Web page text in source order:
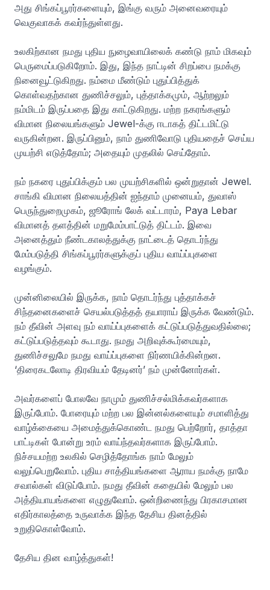
அது சிங்கப்பூரர்களையும், இங்கு வரும் அனைவரையும்
வெகுவாகக் கவர்ந்துள்ளது.
உலகிற்கான நமது புதிய நுழைவாயிலைக் கண்டு நாம் மிகவும்
பெருமைப்படுகிறோம். இது, இந்த நாட்டின் சிறப்பை நமக்கு
நினைவூட்டுகிறது. நம்மை மீண்டும் புதுப்பித்துக்
கொள்வதற்கான துணிச்சலும், புத்தாக்கமும், ஆற்றலும்
நம்மிடம் இருப்பதை இது காட்டுகிறது. மற்ற நகரங்களும்
விமான நிலையங்களும் Jewel-க்கு ஈடாகத் திட்டமிட்டு
வருகின்றன. இருப்பினும், நாம் துணிவோடு புதியதைச் செய்ய
முயற்சி எடுத்தோம்; அதையும் முதலில் செய்தோம்.
நம் நகரை புதுப்பிக்கும் பல முயற்சிகளில் ஒன்றுதான் Jewel.
சாங்கி விமான நிலையத்தின் ஐந்தாம் முனையம், துவாஸ்
பெருந்துறைமுகம், ஜூரோங் லேக் வட்டாரம், Paya Lebar
விமானத் தளத்தின் மறுமேம்பாட்டுத் திட்டம். இவை
அனைத்தும் நீண்டகாலத்துக்கு நாட்டைத் தொடர்ந்து
மேம்படுத்தி சிங்கப்பூரர்களுக்குப் புதிய வாய்ப்புகளை
வழங்கும்.
முன்னிலையில் இருக்க, நாம் தொடர்ந்து புத்தாக்கச்
சிந்தனைகளைச் செயல்படுத்தத் தயாராய் இருக்க வேண்டும்.
நம் தீவின் அளவு நம் வாய்ப்புகளைக் கட்டுப்படுத்துவதில்லை;
கட்டுப்படுத்தவும் கூடாது. நமது அறிவுக்கூர்மையும்,
துணிச்சலுமே நமது வாய்ப்புகளை நிர்ணயிக்கின்றன.
‘திரைகடலோடி திரவியம் தேடினர்’ நம் முன்னோர்கள்.
அவர்களைப் போலவே நாமும் துணிச்சல்மிக்கவர்களாக
இருப்போம். போரையும் மற்ற பல இன்னல்களையும் சமாளித்து
வாழ்க்கையை அமைத்துக்கொண்ட நமது பெற்றோர், தாத்தா
பாட்டிகள் போன்று உரம் வாய்ந்தவர்களாக இருப்போம்.
நிச்சயமற்ற உலகில் செழித்தோங்க நாம் மேலும்
வலுப்பெறுவோம். புதிய சாத்தியங்களை ஆராய நமக்கு நாமே
சவால்கள் விடுப்போம். நமது தீவின் கதையில் மேலும் பல
அத்தியாயங்களை எழுதுவோம். ஒன்றிணைந்து பிரகாசமான
எதிர்காலத்தை உருவாக்க இந்த தேசிய தினத்தில்
உறுதிகொள்வோம்.
தேசிய தின வாழ்த்துகள்!